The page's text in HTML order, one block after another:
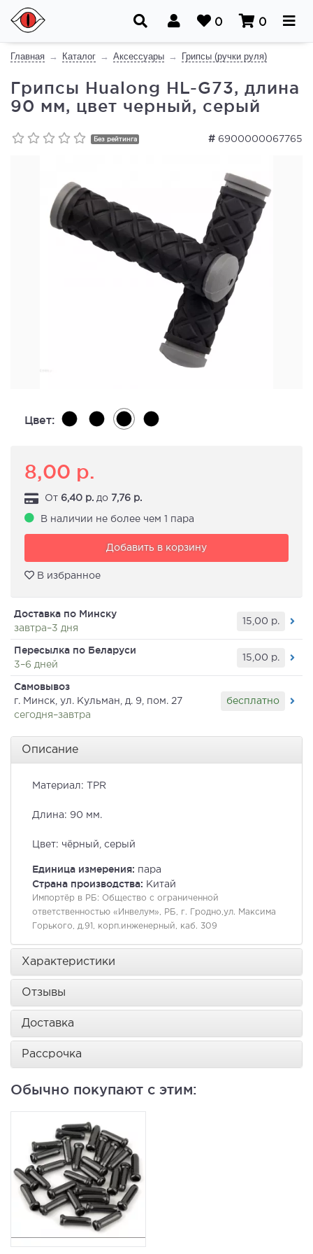
0 0
Главная Каталог Аксессуары Грипсы (ручки руля)
Грипсы Hualong HL-G73, длина
90 мм, цвет черный, серый
# 6900000067765
Без рейтинга
Цвет:
8,00 р.
От 6,40 р. до 7,76 р.
В наличии не более чем 1 пара
Добавить в корзину
В избранное
Доставка по Минску
завтра–3 дня
15,00 р.
Пересылка по Беларуси
3–6 дней
15,00 р.
Самовывоз
г. Минск, ул. Кульман, д. 9, пом. 27
сегодня–завтра
бесплатно
Описание
Материал: TPR
Длина: 90 мм.
Цвет: чёрный, серый
Единица измерения: пара
Страна производства: Китай
Импортёр в РБ: Общество с ограниченной
ответственностью «Инвелум», РБ, г. Гродно,ул. Максима
Горького, д.91, корп.инженерный, каб. 309
Характеристики
Отзывы
Доставка
Рассрочка
Обычно покупают с этим: